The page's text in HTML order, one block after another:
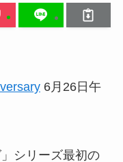
6月26日午
シリーズ最初の